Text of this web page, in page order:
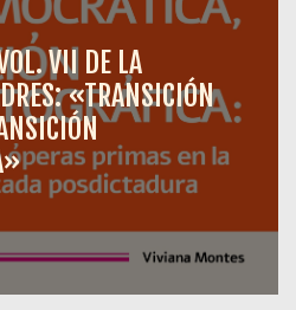
VII DE LA
«TRANSICIÓN